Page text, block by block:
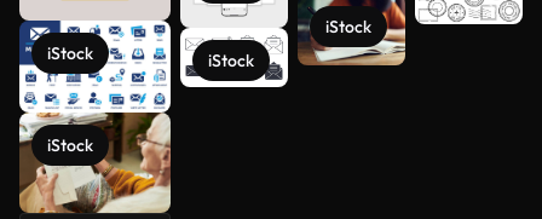
iStock
iStock
iStock
iStock